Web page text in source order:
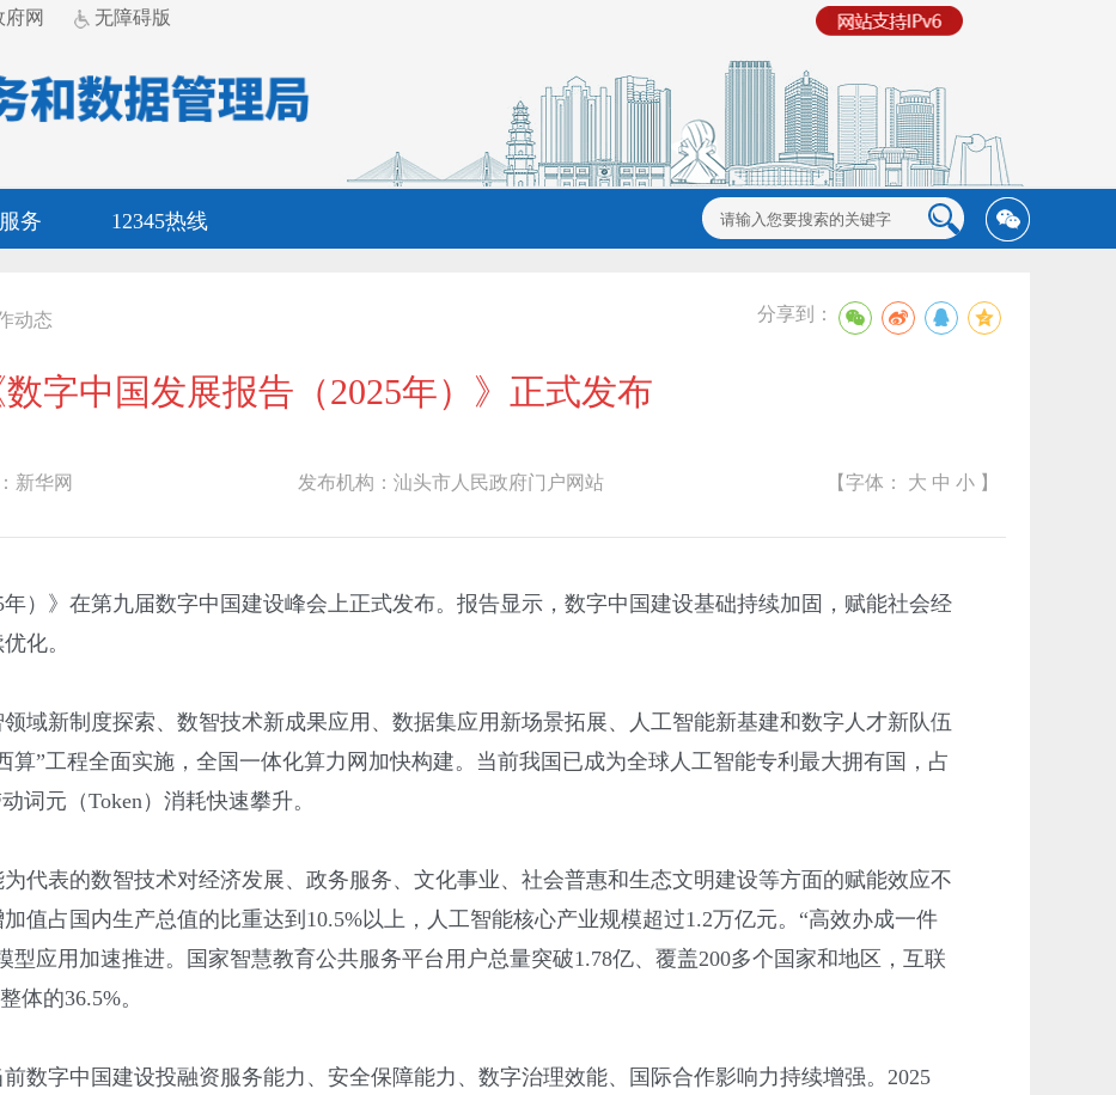
网 无障碍版
务 12345热线
动态 分享到：
数字中国发展报告（2025年）》正式发布
新华网 发布机构：汕头市人民政府门户网站 【字体： 大 中小 】
年）》在第九届数字中国建设峰会上正式发布。报告显示，数字中国建设基础持续加固，赋能社会经
化。
域新制度探索、数智技术新成果应用、数据集应用新场景拓展、人工智能新基建和数字人才新队伍
算”工程全面实施，全国一体化算力网加快构建。当前我国已成为全球人工智能专利最大拥有国，占
词元（Token）消耗快速攀升。
为代表的数智技术对经济发展、政务服务、文化事业、社会普惠和生态文明建设等方面的赋能效应不
值占国内生产总值的比重达到10.5%以上，人工智能核心产业规模超过1.2万亿元。“高效办成一件
型应用加速推进。国家智慧教育公共服务平台用户总量突破1.78亿、覆盖200多个国家和地区，互联
体的36.5%。
数字中国建设投融资服务能力、安全保障能力、数字治理效能、国际合作影响力持续增强。 2025